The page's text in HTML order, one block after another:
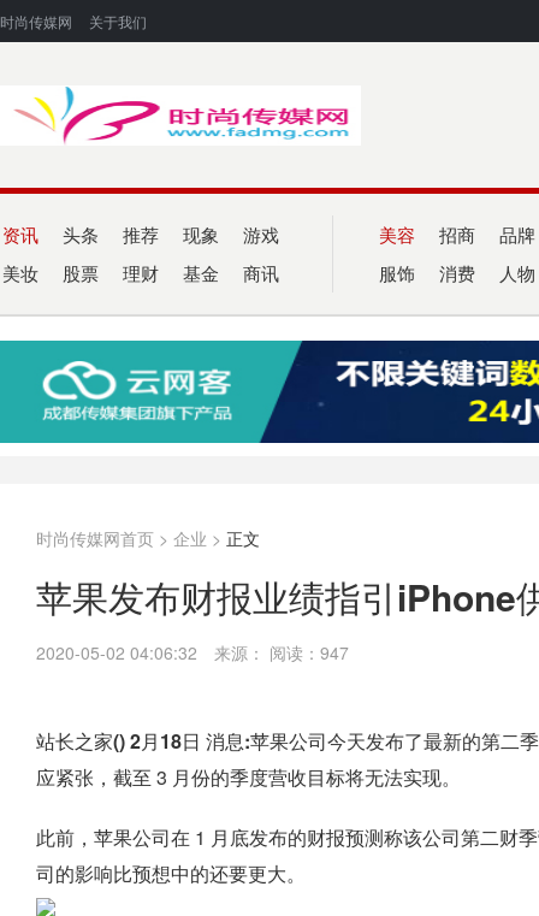
时尚传媒网 关于我们
资讯 头条 推荐 现象 游戏
美妆 股票 理财 基金 商讯
美容 招商 品牌
服饰 消费 人物
时尚传媒网首页 > 企业 > 正文
苹果发布财报业绩指引iPhone
2020-05-02 04:06:32 来源： 阅读：947
站长之家() 2月18日 消息:苹果公司今天发布了最新的第二
应紧张，截至 3 月份的季度营收目标将无法实现。
此前，苹果公司在 1 月底发布的财报预测称该公司第二财
司的影响比预想中的还要更大。